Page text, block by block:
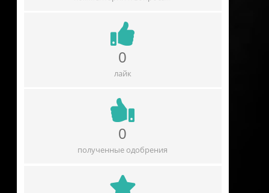
0
лайк
0
полученные одобрения